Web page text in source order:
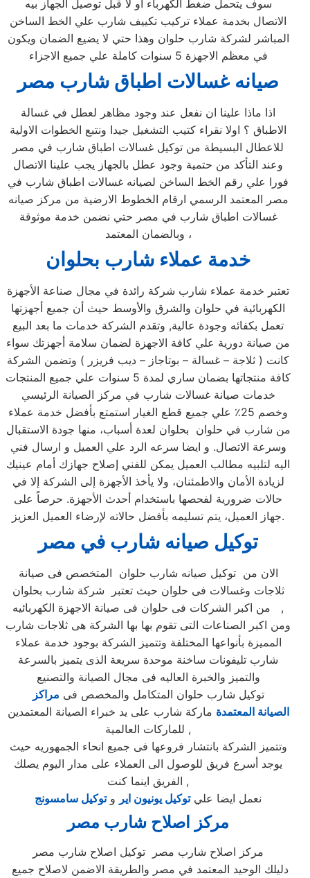
سوف يتحمل ضغط الكهرباء او لا قبل توصيل الجهاز بيه
الاتصال بخدمة عملاء تركيب تكييف شارب علي الخط الساخن
المباشر لشركة شارب حلوان وهذا حتي لا يضيع الضمان ويكون
في معظم الاجهزة 5 سنوات كاملة علي جميع الاجزاء
صيانه غسالات اطباق شارب مصر
اذا ماذا علينا ان نفعل عند وجود مظاهر لعطل في غسالة
الاطباق ؟ اولا نقراء كتيب التشغيل جيدا ونتبع الخطوات الاولية
للاعطال البسيطة من توكيل غسالات اطباق شارب في مصر
وعند التأكد من حتمية وجود عطل بالجهاز يجب علينا الاتصال
فورا علي رقم الخط الساخن لصيانه غسالات اطباق شارب في
مصر المعتمد الرسمي ارقام الخطوط الارضية من مركز صيانه
غسالات اطباق شارب في مصر حتي نضمن خدمة موثوقة
وبالضمان المعتمد ،
خدمة عملاء شارب بحلوان
تعتبر خدمة عملاء شارب شركة رائدة في مجال صناعة الأجهزة
الكهربائية في حلوان والشرق والأوسط حيث أن جميع أجهزتها
تعمل بكفائه وجودة عالية, وتقدم الشركة خدمات ما بعد البيع
من صيانة دورية علي كافة الاجهزة لضمان سلامة أجهزتك سواء
كانت ( ثلاجة – غسالة – بوتاجاز – ديب فريزر ) وتضمن الشركة
كافة منتجاتها بضمان ساري لمدة 5 سنوات علي جميع المنتجات
خدمات صيانة غسالات شارب في مركز الصيانة الرئيسي
وخصم 25٪ علي جميع قطع الغيار استمتع بأفضل خدمة عملاء
من شارب في حلوان بحلوان لعدة أسباب، منها جودة الاستقبال
وسرعة الاتصال. و ايضا سرعه الرد علي العميل و ارسال فني
اليه لتلبيه مطالب العميل يمكن للفني إصلاح جهازك أمام عينيك
لزيادة الأمان والاطمئنان، ولا يأخذ الأجهزة إلى الشركة إلا في
حالات ضرورية لفحصها باستخدام أحدث الأجهزة. حرصاً على
جهاز العميل، يتم تسليمه بأفضل حالاته لإرضاء العميل العزيز.
توكيل صيانه شارب في مصر
الان من توكيل صيانه شارب حلوان المتخصص فى صيانة
ثلاجات وغسالات فى حلوان حيث تعتبر شركة شارب بحلوان
من اكبر الشركات فى حلوان فى صيانة الاجهزة الكهربائيه ,
ومن اكبر الصناعات التى تقوم بها بها الشركة هى ثلاجات شارب
المميزة بأنواعها المختلفة وتتميز الشركة بوجود خدمة عملاء
شارب تليفونات ساخنة موحدة سريعة الذى يتميز بالسرعة
والتميز والخبرة العاليه فى مجال الصيانة والتصنيع
توكيل شارب حلوان المتكامل والمخصص فى مراكز
الصيانة المعتمدة ماركة شارب على يد خبراء الصيانة المعتمدين
للماركات العالمية ,
وتتميز الشركة بانتشار فروعها فى جميع انحاء الجمهوريه حيث
يوجد أسرع فريق للوصول الى العملاء على مدار اليوم يصلك
الفريق اينما كنت ,
نعمل ايضا عليتوكيل يونيون اير وتوكيل سامسونج
مركز اصلاح شارب مصر
مركز اصلاح شارب مصر توكيل اصلاح شارب مصر